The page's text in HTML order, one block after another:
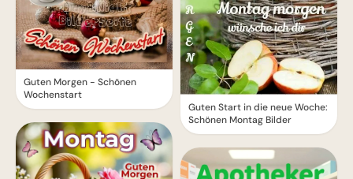
Guten Morgen - Schönen
Wochenstart
Guten Start in die neue Woche:
Schönen Montag Bilder